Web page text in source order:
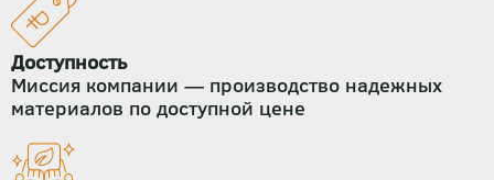
Доступность
Миссия компании — производство надежных
материалов по доступной цене